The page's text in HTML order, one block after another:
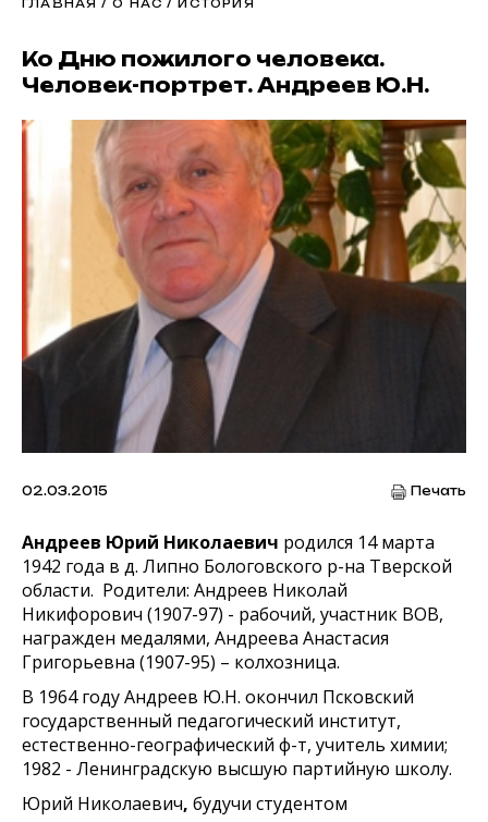
ГЛАВНАЯ О НАС ИСТОРИЯ
Ко Дню пожилого человека.
Человек-портрет. Андреев Ю.Н.
02.03.2015 Печать
Андреев Юрий Николаевич родился 14 марта
1942 года в д. Липно Бологовского р-на Тверской
области. Родители: Андреев Николай
Никифорович (1907-97) - рабочий, участник ВОВ,
награжден медалями, Андреева Анастасия
Григорьевна (1907-95) – колхозница.
В 1964 году Андреев Ю.Н. окончил Псковский
государственный педагогический институт,
естественно-географический ф-т, учитель химии;
1982 - Ленинградскую высшую партийную школу.
Юрий Николаевич, будучи студентом